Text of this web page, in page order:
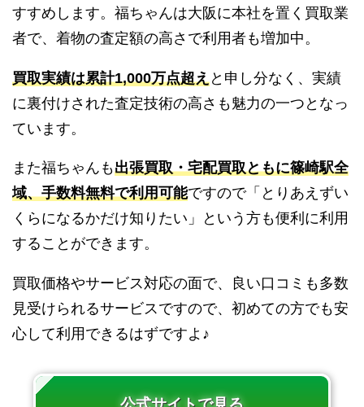
すすめします。福ちゃんは大阪に本社を置く買取業
者で、着物の査定額の高さで利用者も増加中。
買取実績は累計1,000万点超えと申し分なく、実績
に裏付けされた査定技術の高さも魅力の一つとなっ
ています。
また福ちゃんも出張買取・宅配買取ともに篠崎駅全
域、手数料無料で利用可能ですので「とりあえずい
くらになるかだけ知りたい」という方も便利に利用
することができます。
買取価格やサービス対応の面で、良い口コミも多数
見受けられるサービスですので、初めての方でも安
心して利用できるはずですよ♪